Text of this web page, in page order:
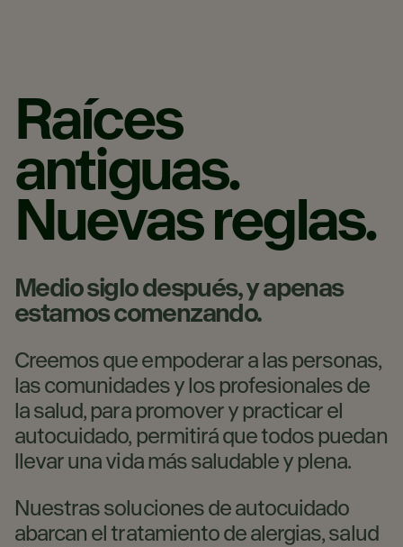
Raíces
antiguas.
Nuevas reglas.
Medio siglo después, y apenas
estamos comenzando.
Creemos que empoderar a las personas,
las comunidades y los profesionales de
la salud, para promover y practicar el
autocuidado, permitirá que todos puedan
llevar una vida más saludable y plena.
​Nuestras soluciones de autocuidado
abarcan el tratamiento de alergias, salud